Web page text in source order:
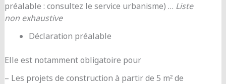
préalable : consultez le service urbanisme) … Liste
non exhaustive
Déclaration préalable
Elle est notamment obligatoire pour
– Les projets de construction à partir de 5 m² de